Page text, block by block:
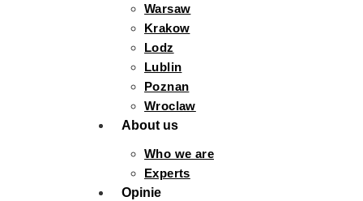
Warsaw
Krakow
Lodz
Lublin
Poznan
Wroclaw
About us
Who we are
Experts
Opinie